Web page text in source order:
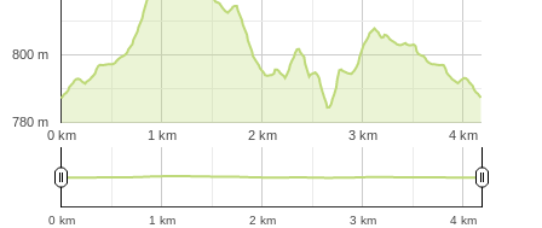
0 km 1 km 2 km 3 km 4 km
780 m
800 m
0 km 1 km 2 km 3 km 4 km